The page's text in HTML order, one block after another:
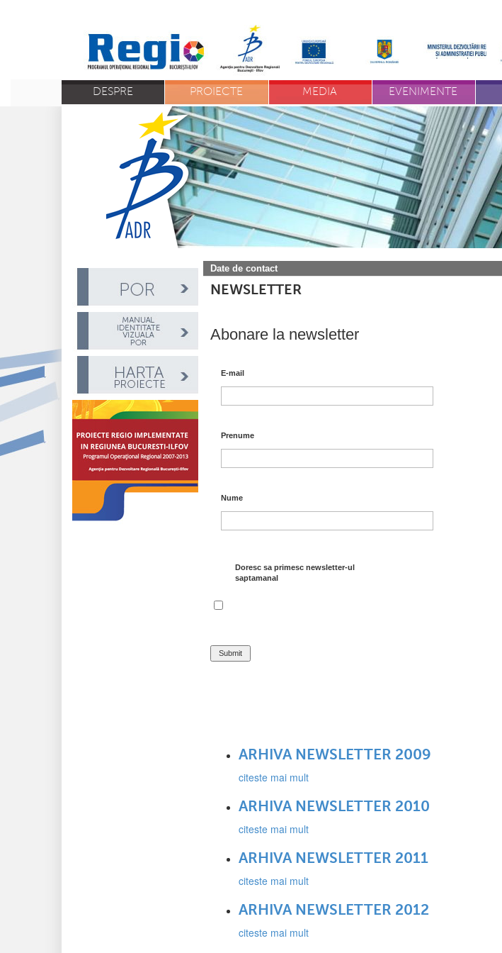
DESPRE PROIECTE MEDIA EVENIMENTE
NEWSLETTER
Abonare la newsletter
Date de contact
E-mail
Prenume
Nume
Doresc sa primesc newsletter-ul
saptamanal
ARHIVA NEWSLETTER 2009
citeste mai mult
ARHIVA NEWSLETTER 2010
citeste mai mult
ARHIVA NEWSLETTER 2011
citeste mai mult
ARHIVA NEWSLETTER 2012
citeste mai mult